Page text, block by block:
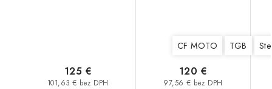
101,63 € bez DPH
125 €
CF MOTO TGB
97,56 € bez DPH
120 €